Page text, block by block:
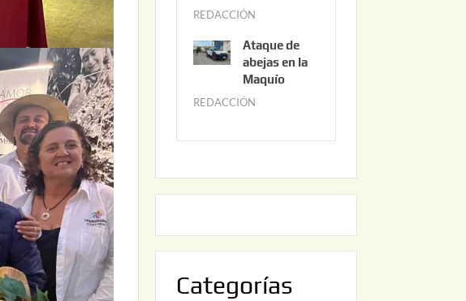
0
2
6
REDACCIÓN
n
i
0
2
Ataque de
abejas en la
Maquío
REDACCIÓN
y
2
Categorías